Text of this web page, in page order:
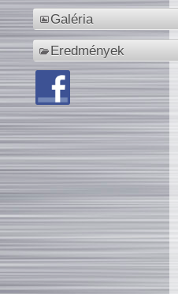
Galéria
Eredmények